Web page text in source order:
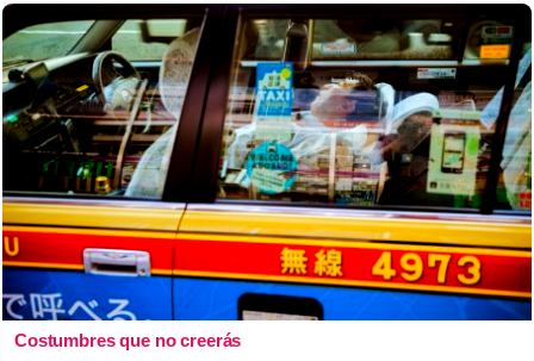
Costumbres que no creerás